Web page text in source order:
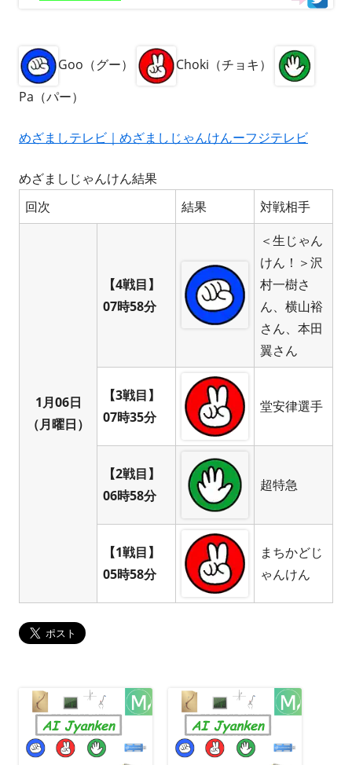
Goo（グー）
Choki（チョキ）
Pa（パー）
めざましテレビ｜めざましじゃんけんーフジテレビ
めざましじゃんけん結果
回次
結果 対戦相手
1月06日
（月曜日）
【4戦目】
07時58分
＜生じゃん
けん！＞沢
村一樹さ
ん、横山裕
さん、本田
翼さん
【3戦目】
07時35分
堂安律選手
【2戦目】
06時58分
超特急
【1戦目】
05時58分
まちかどじ
ゃんけん